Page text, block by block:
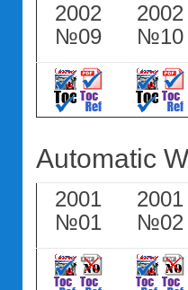
2002
№09
2002
№10
Automatic
2001
№01
2001
№02